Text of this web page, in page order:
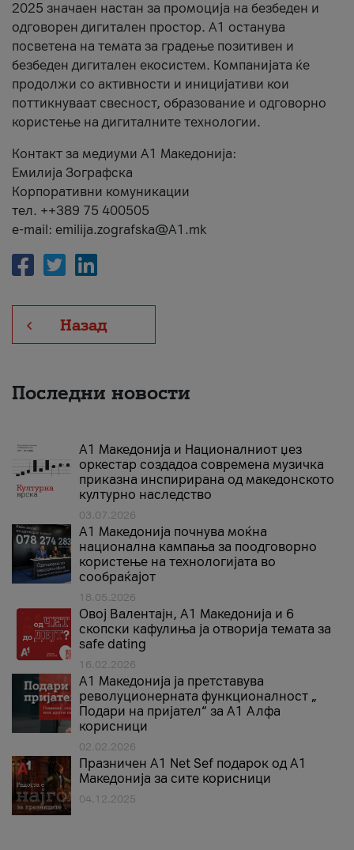
2025 значаен настан за промоција на безбеден и
одговорен дигитален простор. А1 останува
посветена на темата за градење позитивен и
безбеден дигитален екосистем. Компанијата ќе
продолжи со активности и иницијативи кои
поттикнуваат свесност, образование и одговорно
користење на дигиталните технологии.
Контакт за медиуми А1 Македонија:
Емилија Зографска
Корпоративни комуникации
тел. ++389 75 400505
e-mail: emilija.zografska@A1.mk
Назад
Последни новости
А1 Македонија и Националниот џез
оркестар создадоа современа музичка
приказна инспирирана од македонското
културно наследство
03.07.2026
A1 Македонија почнува моќна
национална кампања за поодговорно
користење на технологијата во
сообраќајот
18.05.2026
Овој Валентајн, A1 Македонија и 6
скопски кафулиња ја отворија темата за
safe dating
16.02.2026
А1 Македонија ја претставува
револуционерната функционалност „
Подари на пријател“ за А1 Алфа
корисници
02.02.2026
Празничен A1 Net Sеf подарок од А1
Македонија за сите корисници
04.12.2025